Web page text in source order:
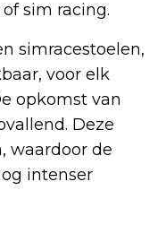
sim racing.
simracestoelen,
voor elk
opkomst van
Deze
waardoor de
intenser